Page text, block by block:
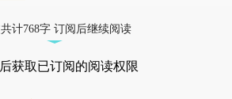
计768字 订阅后继续阅读
后获取已订阅的阅读权限